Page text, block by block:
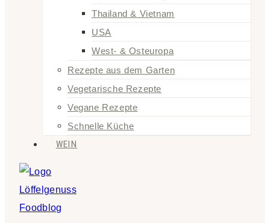
Thailand & Vietnam
USA
West- & Osteuropa
Rezepte aus dem Garten
Vegetarische Rezepte
Vegane Rezepte
Schnelle Küche
WEIN